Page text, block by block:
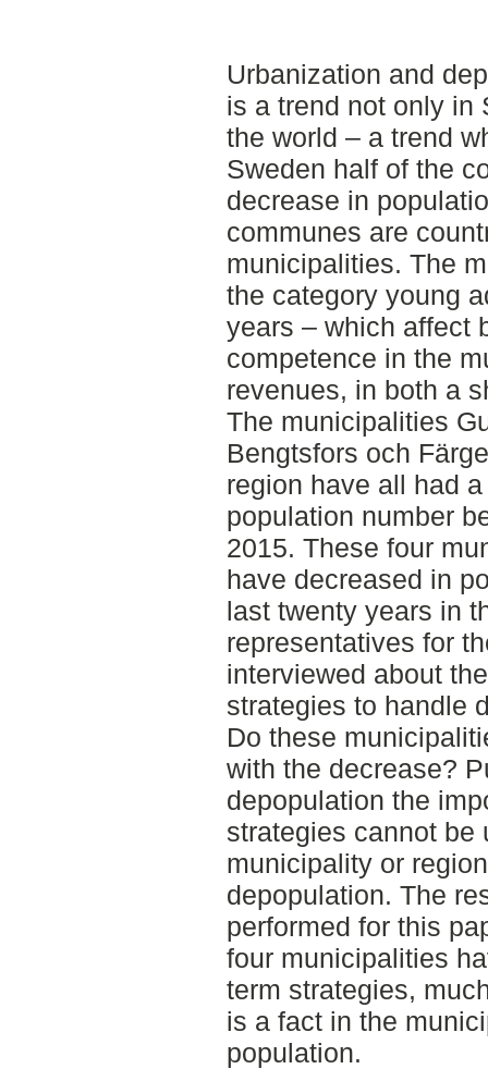
Urbanization and
is a trend not only in
the world – a trend
Sweden half of the
decrease in
communes are
municipalities. The
the category young
years – which affect
competence in the
revenues, in both a
The municipalities
Bengtsfors och
region have all had
population number
2015. These four
have decreased in
last twenty years in
representatives for
interviewed about
strategies to handle
Do these
with the decrease?
depopulation the
strategies cannot be
municipality or
depopulation. The
performed for this
four municipalities
term strategies,
is a fact in the
population.